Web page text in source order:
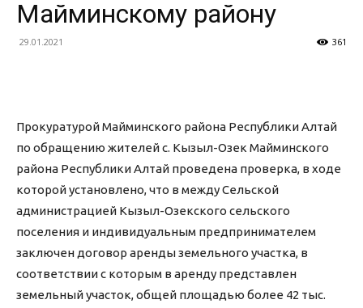
Майминскому району
29.01.2021 361
Прокуратурой Майминского района Республики Алтай
по обращению жителей с. Кызыл-Озек Майминского
района Республики Алтай проведена проверка, в ходе
которой установлено, что в между Сельской
администрацией Кызыл-Озекского сельского
поселения и индивидуальным предпринимателем
заключен договор аренды земельного участка, в
соответствии с которым в аренду представлен
земельный участок, общей площадью более 42 тыс.